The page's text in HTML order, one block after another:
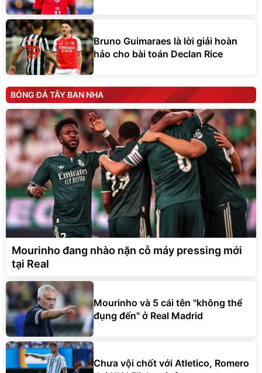
Bruno Guimaraes là lời giải hoàn
hảo cho bài toán Declan Rice
BÓNG ĐÁ TÂY BAN NHA
Mourinho đang nhào nặn cỗ máy pressing mới
tại Real
Mourinho và 5 cái tên "không thể
đụng đến" ở Real Madrid
Chưa vội chốt với Atletico, Romero